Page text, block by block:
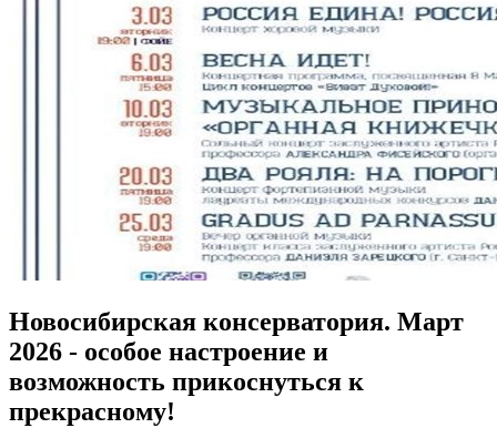
Новосибирская консерватория. Март
2026 - особое настроение и
возможность прикоснуться к
прекрасному!